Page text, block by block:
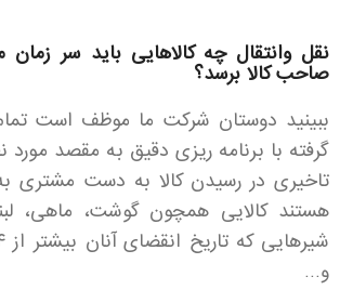
نقل وانتقال چه کالاهایی باید سر
صاحب کالا برسد؟
ببینید دوستان شرکت ما موظف است
گرفته با برنامه ریزی دقیق به مقصد
تاخیری در رسیدن کالا به دست مشتری
هستند کالایی همچون گوشت، ماهی،
و…